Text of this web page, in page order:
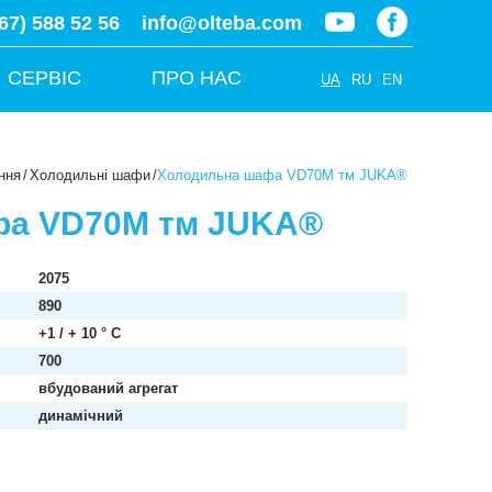
588 52 56 info@olteba.com
СЕРВІС ПРО НАС UA RU EN
/Холодильні шафи/Холодильна шафа VD70M тм JUKA®
VD70M тм JUKA®
2075
890
+1 / + 10 ° C
700
вбудований агрегат
динамічний